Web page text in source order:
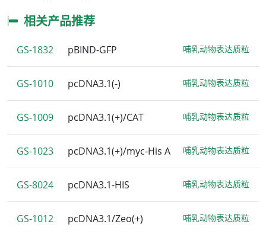
相关产品推荐
GS-1832 pBIND-GFP 哺乳动物表达质粒
GS-1010 pcDNA3.1(-) 哺乳动物表达质粒
GS-1009 pcDNA3.1(+)/CAT 哺乳动物表达质粒
GS-1023 pcDNA3.1(+)/myc-His A 哺乳动物表达质粒
GS-8024 pcDNA3.1-HIS 哺乳动物表达质粒
GS-1012 pcDNA3.1/Zeo(+) 哺乳动物表达质粒